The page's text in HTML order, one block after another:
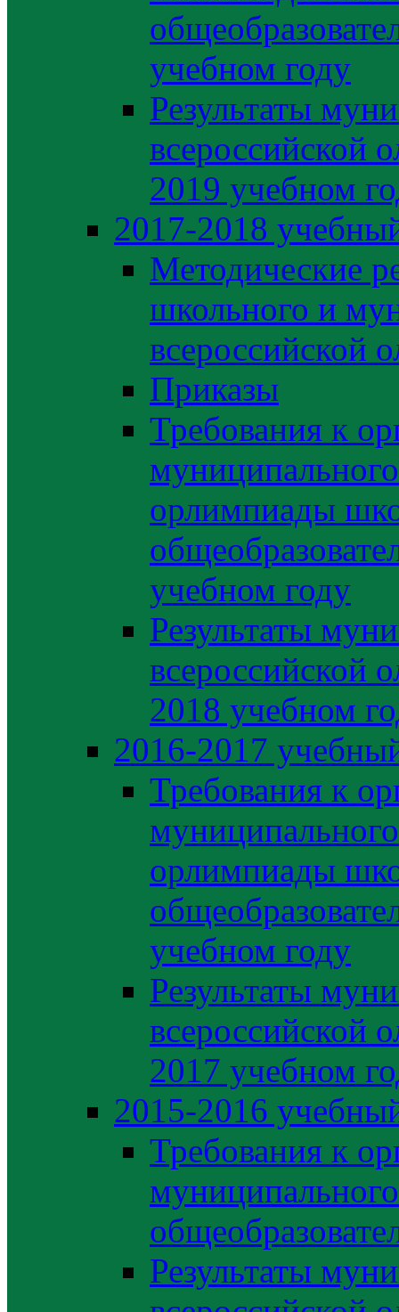
учебном году
Результаты
всероссийской
2019 учебном
2017-2018
Методические
школьного и
всероссийской
Приказы
Требования к
орлимпиады
учебном году
Результаты
всероссийской
2018 учебном
2016-2017
Требования к
орлимпиады
учебном году
Результаты
всероссийской
2017 учебном
2015-2016
Требования к
Результаты